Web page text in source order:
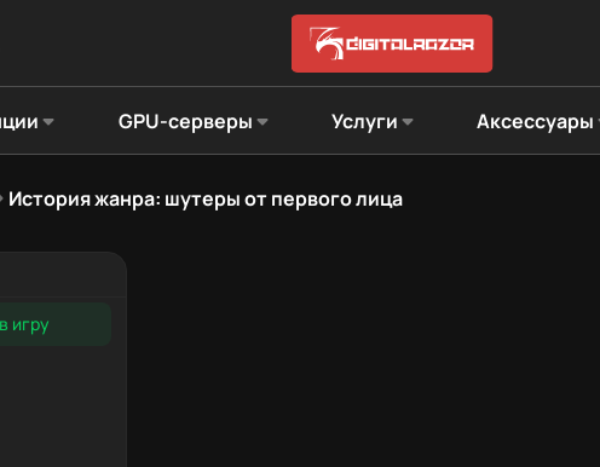
GPU-серверы Услуги Аксессуары
История жанра: шутеры от первого лица
игру